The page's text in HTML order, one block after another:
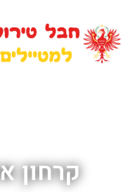
קרחון